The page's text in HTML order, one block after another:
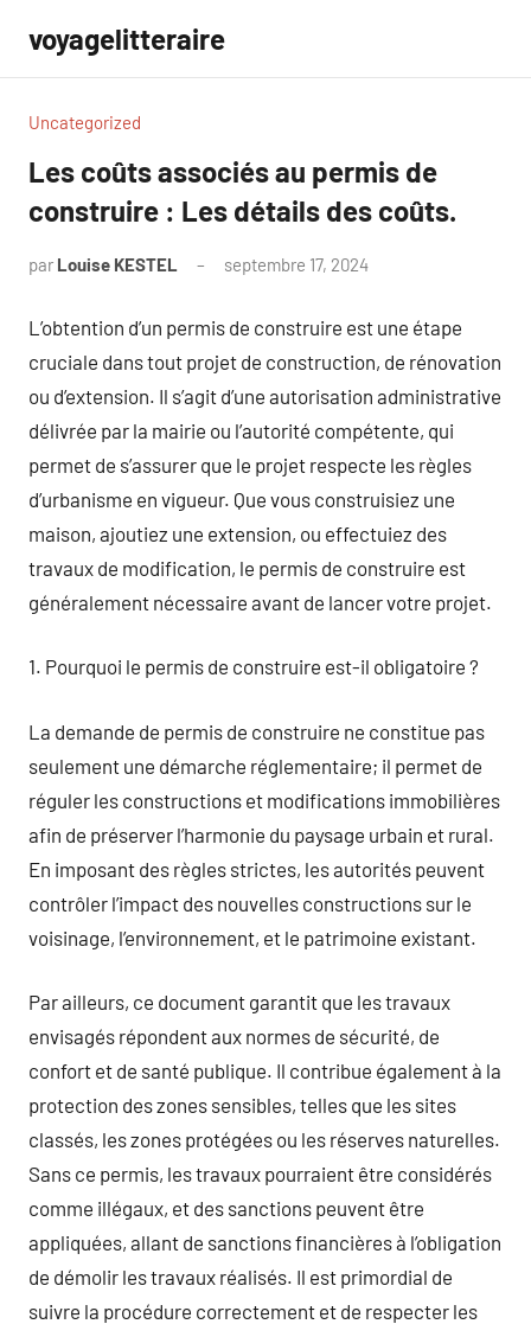
contenu
voyagelitteraire
Uncategorized
Les coûts associés au permis de
construire : Les détails des coûts.
par Louise KESTEL septembre 17, 2024
L’obtention d’un permis de construire est une étape
cruciale dans tout projet de construction, de rénovation
ou d’extension. Il s’agit d’une autorisation administrative
délivrée par la mairie ou l’autorité compétente, qui
permet de s’assurer que le projet respecte les règles
d’urbanisme en vigueur. Que vous construisiez une
maison, ajoutiez une extension, ou effectuiez des
travaux de modification, le permis de construire est
généralement nécessaire avant de lancer votre projet.
1. Pourquoi le permis de construire est-il obligatoire ?
La demande de permis de construire ne constitue pas
seulement une démarche réglementaire; il permet de
réguler les constructions et modifications immobilières
afin de préserver l’harmonie du paysage urbain et rural.
En imposant des règles strictes, les autorités peuvent
contrôler l’impact des nouvelles constructions sur le
voisinage, l’environnement, et le patrimoine existant.
Par ailleurs, ce document garantit que les travaux
envisagés répondent aux normes de sécurité, de
confort et de santé publique. Il contribue également à la
protection des zones sensibles, telles que les sites
classés, les zones protégées ou les réserves naturelles.
Sans ce permis, les travaux pourraient être considérés
comme illégaux, et des sanctions peuvent être
appliquées, allant de sanctions financières à l’obligation
de démolir les travaux réalisés. Il est primordial de
suivre la procédure correctement et de respecter les